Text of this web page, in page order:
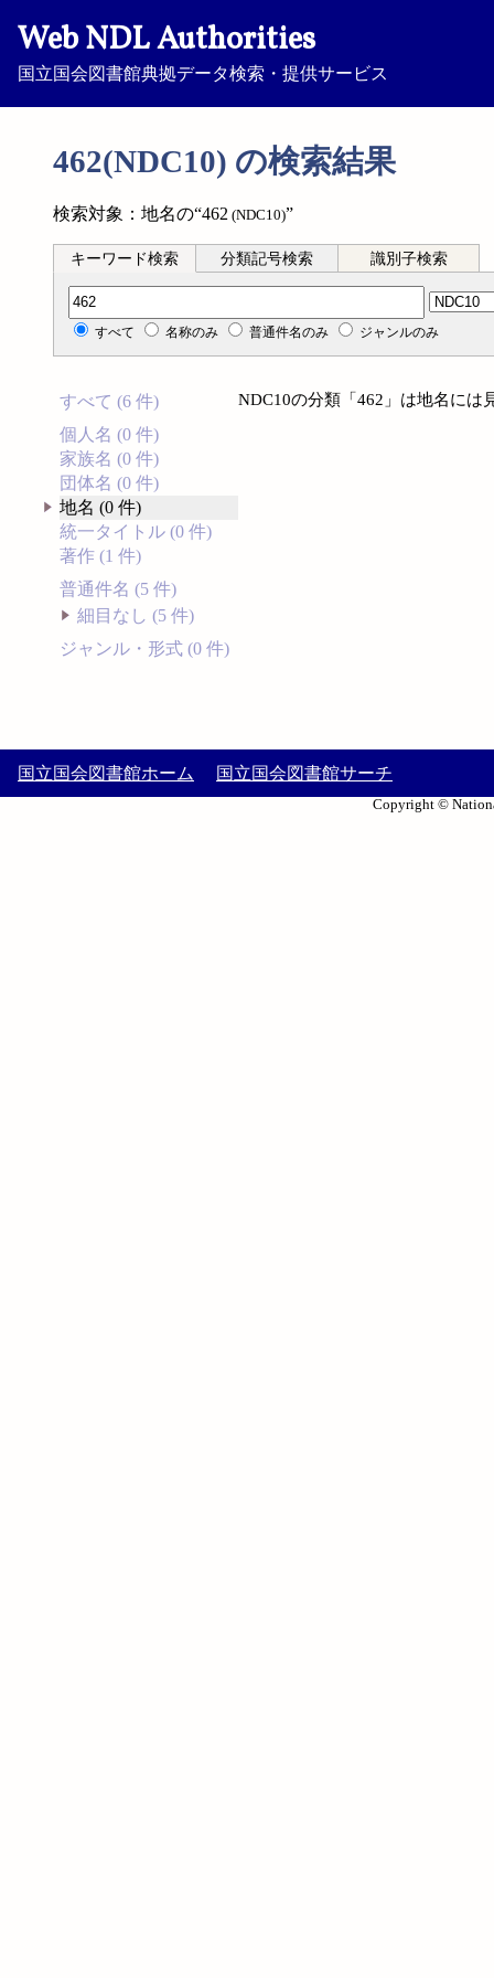
Web NDL Authorities
国立国会図書館典拠データ検索・提供サービス
462(NDC10) の検索結果
検索対象：地名の“462 (NDC10)”
キーワード検索 分類記号検索 識別子検索
分類記号検索
すべて 名称のみ 普通件名のみ ジャンルのみ
すべて (6 件)
個人名 (0 件)
家族名 (0 件)
団体名 (0 件)
地名 (0 件)
統一タイトル (0 件)
著作 (1 件)
普通件名 (5 件)
細目なし (5 件)
ジャンル・形式 (0 件)
NDC10の分類「462」は地名には
国立国会図書館ホーム 国立国会図書館サーチ
Copyright ©